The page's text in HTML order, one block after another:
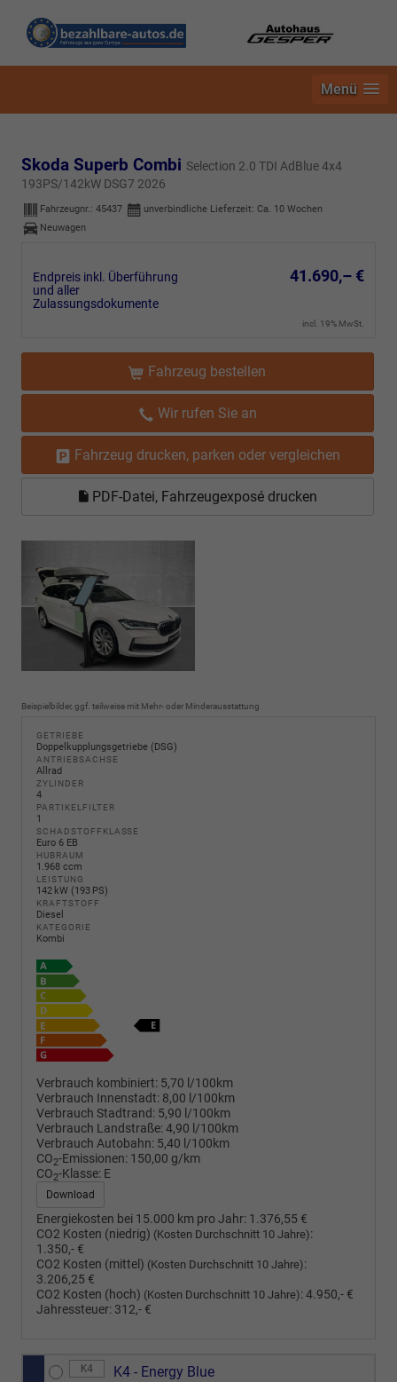
Menü
Skoda Superb Combi Selection 2.0 TDI AdBlue 4x4
193PS/142kW DSG7 2026
Fahrzeugnr.: 45437
unverbindliche Lieferzeit: Ca. 10 Wochen
Neuwagen
Endpreis inkl. Überführung
und aller
Zulassungsdokumente
41.690,– €
incl. 19% MwSt.
Fahrzeug bestellen
Wir rufen Sie an
Fahrzeug drucken, parken oder vergleichen
PDF-Datei, Fahrzeugexposé drucken
Beispielbilder, ggf. teilweise mit Mehr- oder Minderausstattung
GETRIEBE
Doppelkupplungsgetriebe (DSG)
ANTRIEBSACHSE
Allrad
ZYLINDER
4
PARTIKELFILTER
1
SCHADSTOFFKLASSE
Euro 6 EB
HUBRAUM
1.968 ccm
LEISTUNG
142 kW (193 PS)
KRAFTSTOFF
Diesel
KATEGORIE
Kombi
Verbrauch kombiniert: 5,70 l/100km
Verbrauch Innenstadt: 8,00 l/100km
Verbrauch Stadtrand: 5,90 l/100km
Verbrauch Landstraße:4,90 l/100km
Verbrauch Autobahn: 5,40 l/100km
CO2-Emissionen: 150,00 g/km
CO2-Klasse: E
Download
Energiekosten bei 15.000 km pro Jahr: 1.376,55 €
CO2 Kosten (niedrig) (Kosten Durchschnitt 10 Jahre):
1.350,- €
CO2 Kosten (mittel) (Kosten Durchschnitt 10 Jahre):
3.206,25 €
CO2 Kosten (hoch) (Kosten Durchschnitt 10 Jahre):4.950,- €
Jahressteuer: 312,- €
K4 K4 - Energy Blue